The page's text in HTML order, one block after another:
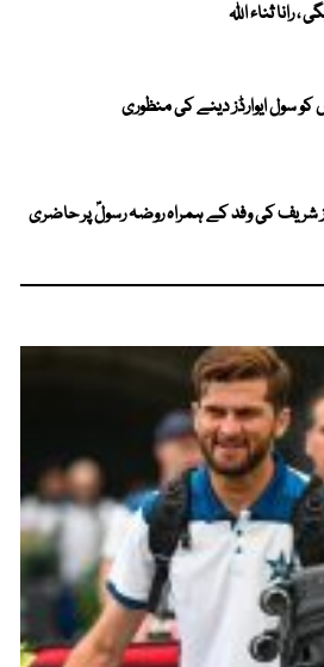
رانا ثناء اللہ
کو سول ایوارڈز دینے کی منظوری
شریف کی وفد کے ہمراہ روضہ رسولؐ پر حاضری